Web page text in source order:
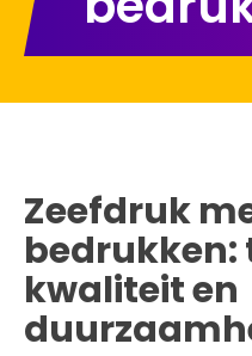
Zeefdruk
bedrukken:
kwaliteit en